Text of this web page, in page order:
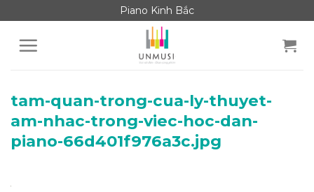
to
content
Piano Kinh Bắc
tam-quan-trong-cua-ly-thuyet-
am-nhac-trong-viec-hoc-dan-
piano-66d401f976a3c.jpg